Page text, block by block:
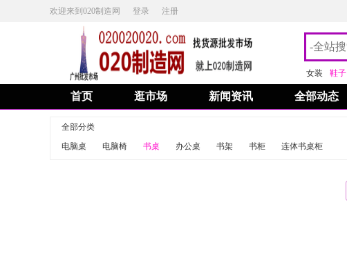
欢迎来到020制造网 登录 注册
女装 鞋子
首页 逛市场 新闻资讯 全部动态
全部分类
电脑桌
电脑椅 书桌 办公桌 书架 书柜 连体书桌柜